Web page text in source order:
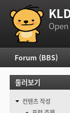
부 메뉴
주 메뉴
Forum (BBS)
둘러보기
컨텐츠 작성